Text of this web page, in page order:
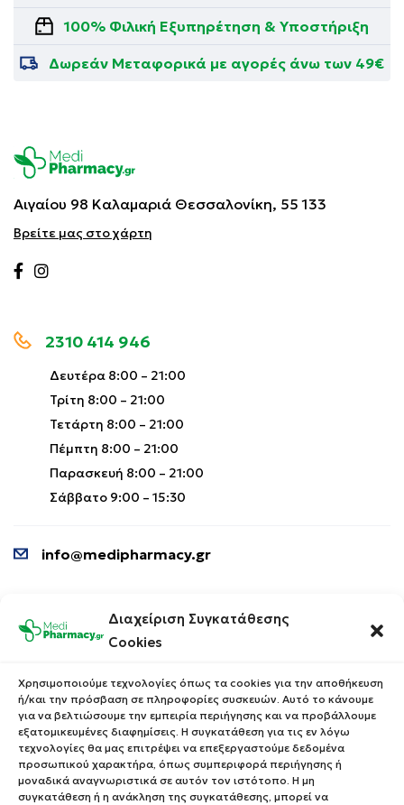
Διαχείριση Συγκατάθεσης
Cookies
Χρησιμοποιούμε τεχνολογίες όπως τα cookies για την αποθήκευση
ή/και την πρόσβαση σε πληροφορίες συσκευών. Αυτό το κάνουμε
για να βελτιώσουμε την εμπειρία περιήγησης και να προβάλλουμε
εξατομικευμένες διαφημίσεις. Η συγκατάθεση για τις εν λόγω
τεχνολογίες θα μας επιτρέψει να επεξεργαστούμε δεδομένα
προσωπικού χαρακτήρα, όπως συμπεριφορά περιήγησης ή
μοναδικά αναγνωριστικά σε αυτόν τον ιστότοπο. Η μη
συγκατάθεση ή η ανάκληση της συγκατάθεσης, μπορεί να
100% Φιλική Εξυπηρέτηση & Υποστήριξη
Δωρεάν Μεταφορικά με αγορές άνω των 49€
Αιγαίου 98 Καλαμαριά Θεσσαλονίκη, 55 133
Βρείτε μας στο χάρτη
2310 414 946
Δευτέρα 8:00 – 21:00
Τρίτη 8:00 – 21:00
Τετάρτη 8:00 – 21:00
Πέμπτη 8:00 – 21:00
Παρασκευή 8:00 – 21:00
Σάββατο 9:00 – 15:30
info@medipharmacy.gr
Πληροφορίες
Ποιοι Είμαστε
Blog
Επικοινωνία
Όροι Χρήσης
Πολιτική Απορρήτου
Για Εσένα
Λίστα Αγαπημένων
Οι Παραγγελίες σου
Έλεγχος Παραγγελίας
Κέρδισε Κουπόνι
Έκπτωσης